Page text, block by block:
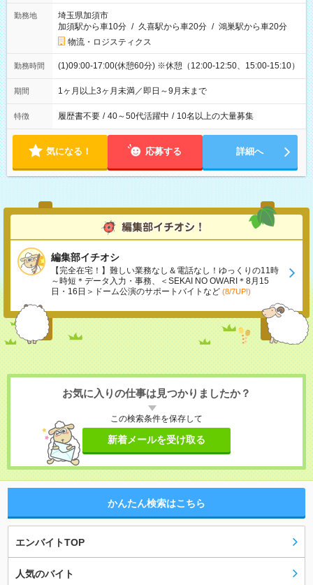
勤務地
埼玉県加須市
加須駅から車10分 / 久喜駅から車20分 / 鴻巣駅から車20分
物流・ロジスティクス
勤務時間 (1)09:00-17:00(休憩60分) ※休憩（12:00-12:50、15:00-15:10）
期間 1ヶ月以上3ヶ月未満／即日～9月末まで
特徴 履歴書不要 / 40～50代活躍中 / 10名以上の大量募集
気になる！ 応募する 詳細へ
編集部イチオシ
【完全在宅！】難しい業務なし＆電話なし！ゆっくりの11時
～時短＊データ入力・事務、＜SEKAI NO OWARI＊8月15
日・16日＞ドーム公演のサポートバイトなど (8/7UP!)
お気に入りの仕事は見つかりましたか？
この検索条件を保存して
新着メールを受け取る
かんたん検索はこちら
エンバイトTOP
人気のバイト